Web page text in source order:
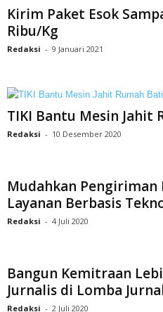
Kirim Paket Esok
Ribu/Kg
Redaksi - 9 Januari 2021
TIKI Bantu Mesin Jahit
Redaksi - 10 Desember 2020
Mudahkan Pengiriman
Layanan Berbasis
Redaksi - 4 Juli 2020
Bangun Kemitraan
Jurnalis di Lomba
Redaksi - 2 Juli 2020